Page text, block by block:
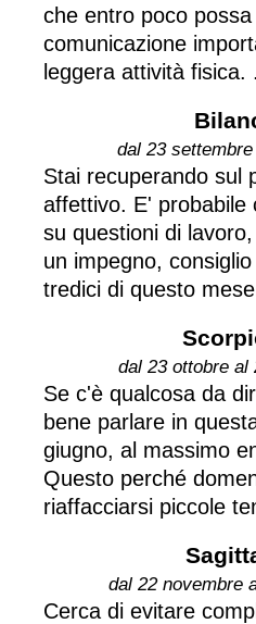
che entro poco
comunicazione
leggera attività fisica. .
dal 23
Stai recuperando sul
affettivo. E' probabile
su questioni di
un impegno,
tredici di questo
dal 23 ottobre al
Se c'è qualcosa da
bene parlare in
giugno, al massimo
Questo perché
riaffacciarsi piccole
dal 22 novembre
Cerca di evitare